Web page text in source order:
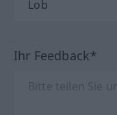
Ihr Feedback*